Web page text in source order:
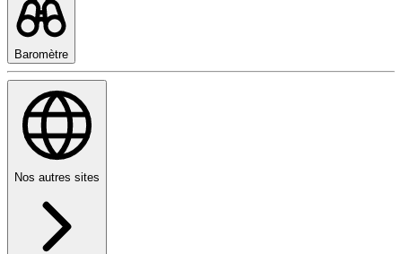
Baromètre
Nos autres sites